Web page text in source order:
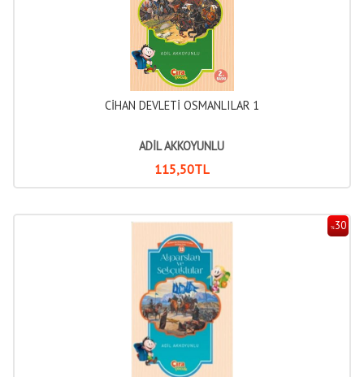
CİHAN DEVLETİ OSMANLILAR 1
ADİL AKKOYUNLU
115,50TL
%30